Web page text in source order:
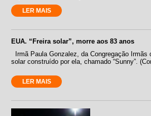
LER MAIS
EUA. “Freira solar”, morre aos 83 anos
Irmã Paula Gonzalez, da Congregação Irmãs
solar construído por ela, chamado “Sunny”.
LER MAIS